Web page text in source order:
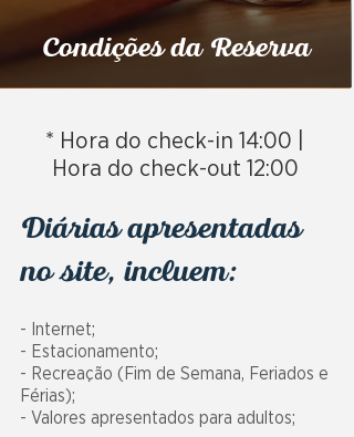
Condições da Reserva
* Hora do check-in 14:00 |
Hora do check-out 12:00
Diárias apresentadas
no site, incluem:
- Internet;
- Estacionamento;
- Recreação (Fim de Semana, Feriados e
Férias);
- Valores apresentados para adultos;